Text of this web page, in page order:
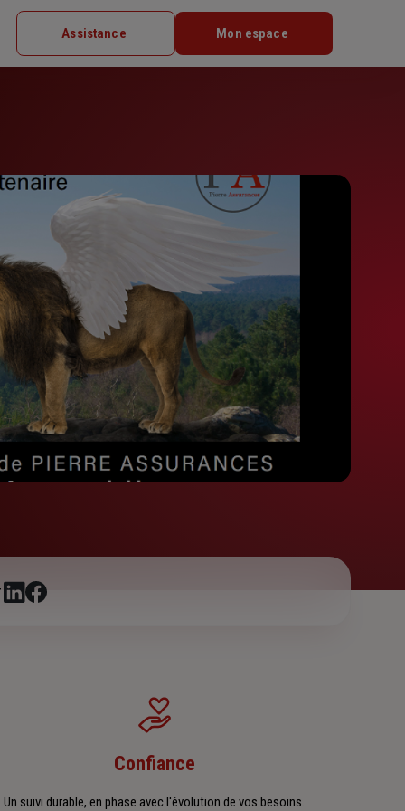
Assistance Mon espace
Confiance
Un suivi durable, en phase avec l'évolution de vos besoins.